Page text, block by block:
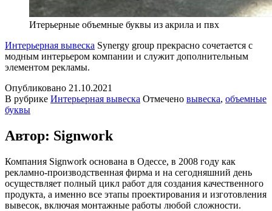
Итерьерные объемные буквы из акрила и пвх
Интерьерная вывеска Synergy group прекрасно сочетается с
модным интерьером компании и служит дополнительным
элементом рекламы.
Опубликовано 21.10.2021
В рубрике Интерьерная вывеска Отмечено вывеска, объемные
буквы
Автор: Signwork
Компания Signwork основана в Одессе, в 2008 году как
рекламно-производственная фирма и на сегодняшний день
осуществляет полный цикл работ для создания качественного
продукта, а именно все этапы проектирования и изготовления
вывесок, включая монтажные работы любой сложности.